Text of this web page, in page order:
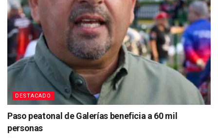
DESTACADO
Paso peatonal de Galerías beneficia a 60 mil
personas